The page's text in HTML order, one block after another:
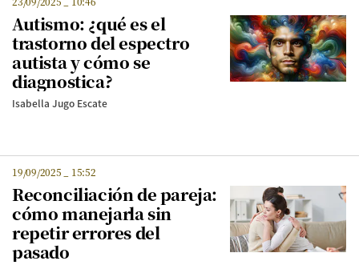
Autismo: ¿qué es el
trastorno del espectro
autista y cómo se
diagnostica?
Isabella Jugo Escate
19/09/2025 15:52
Reconciliación de pareja:
cómo manejarla sin
repetir errores del
pasado